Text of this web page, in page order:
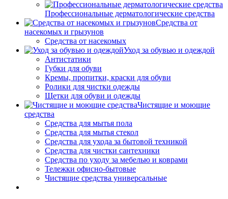
Профессиональные дерматологические средства
Средства от
насекомых и грызунов
Средства от насекомых
Уход за обувью и одеждой
Антистатики
Губки для обуви
Кремы, пропитки, краски для обуви
Ролики для чистки одежды
Щетки для обуви и одежды
Чистящие и моющие
средства
Средства для мытья пола
Средства для мытья стекол
Средства для ухода за бытовой техникой
Средства для чистки сантехники
Средства по уходу за мебелью и коврами
Тележки офисно-бытовые
Чистящие средства универсальные